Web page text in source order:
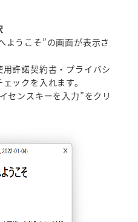
うこそ”の画面が表示さ
許諾契約書・プライバシ
ックを入れます。
センスキーを入力”をクリ